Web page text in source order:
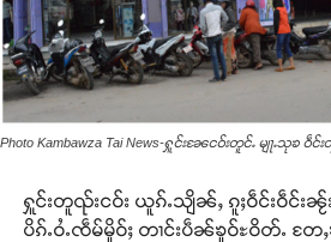
Photo Kambawza Tai News-ႁူင်းၼႄငဝ်းတူင်ႉ မျႃႉသုၶ ဝဵ
ႁူင်းတူၺ်းငဝ်း ယူၵ်ႉသျိၼ်ႇ ၵူႈဝဵင်းဝဵင်
ပိၵ်ႉဝႆႉၸဵမ်မိူဝ်ႈ တၢင်းပဵၼ်ၶူဝ်ႊဝိတ်ႉ တႄ